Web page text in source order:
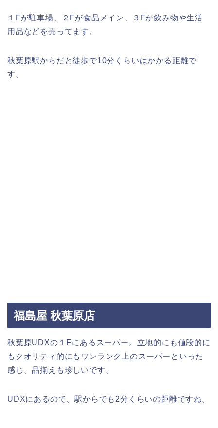
１Fが駐車場、２Fが食品メイン、３Fが飲み物や生活
用品などを売ってます。
秋葉原駅からだと徒歩で10分くらいはかかる距離で
す。
福島屋 秋葉原店
秋葉原UDXの１Fにあるスーパー。立地的にも値段的に
もクオリティ的にもワンランク上のスーパーといった
感じ。品揃えも珍しいです。
UDXにあるので、駅からでも2分くらいの距離ですね。